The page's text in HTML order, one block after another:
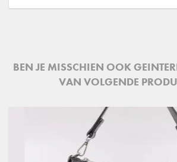
BEN JE MISSCHIEN OOK
VAN VOLGENDE